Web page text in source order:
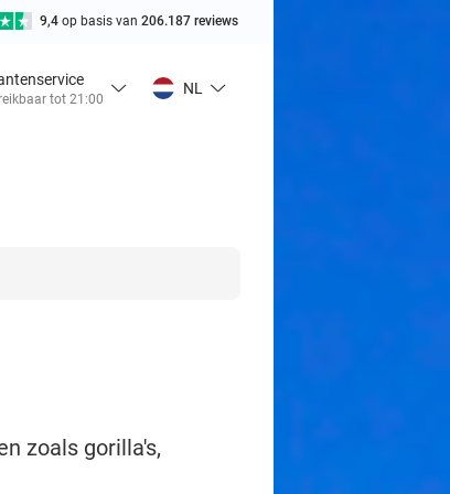
9,4 op basis van 206.187 reviews
tot 21:00
NL
zoals gorilla's,